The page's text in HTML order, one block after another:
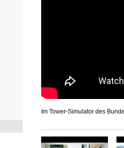
Im Tower-Simulator des